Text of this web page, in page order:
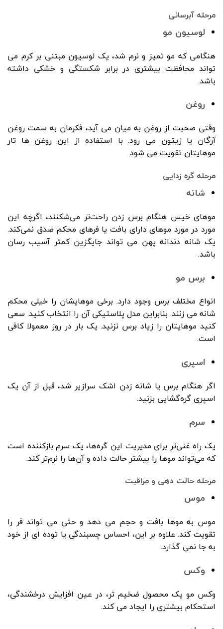
مرحله آبرسانی
لوسیون مو
هنگامی که مو تمیز و نرم شد، یک لوسیون مبتنی بر کرم می
تواند محافظت بیشتری در برابر شکستگی و خشکی داشته
باشد.
روغن
وقتی صحبت از روغن به میان می آید، فکرمان به سمت روغن
آرگان یا زیتون می رود. با استفاده از این روغن ها تار
موهایتان تقویت می شود.
مرحله گره زدایی
شانه
موهای خیس هنگام برس زدن راحت‌تر می‌شکنند، اگرچه این
مورد در مورد موهای دارای بافت یا فرهای محکم صدق نمی‌کند.
یک شانه دندانه پهن می تواند جایگزین کمتر آسیب رسان
باشد.
برس مو
انواع مختلف برس وجود دارد. برخی موهایشان را خیلی محکم
شانه می زنند. بنابراین مدل پلاستیکی آن را انتخاب کنید. سعی
کنید موهایتان را زیاد برس نزنید. یک بار در روز معمولا کافی
است.
اسپری
اگر هنگام برس یا شانه زدن اشک سرازیر شد، قبل از آن یک
اسپری گره‌گشایی بزنید.
سرم
یک راه غنی‌تر برای مدیریت این گره‌ها، یک سرم بازکننده است
که می‌تواند موها را بیشتر حالت داده و آن‌ها را نرم‌تر کند.
مرحله حالت دهی و مراقبت
موس
موس به موها بافت و حجم می دهد و حتی می تواند فر را
تقویت کند. علاوه بر این، احساس چسبندگی یا توده ای از خود
به جا نمی گذارد.
وکس
وکس مو یک محصول ضخیم تر، در عین افزایش درخشندگی،
استحکام بیشتری را ایجاد می کند.